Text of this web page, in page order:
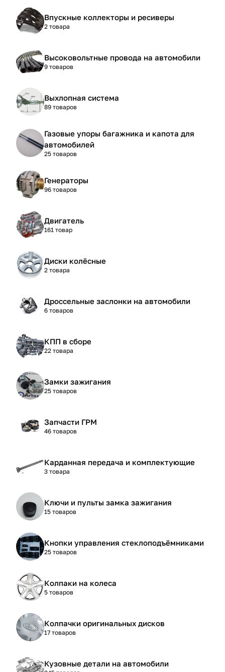
Впускные коллекторы и ресиверы
2 товара
Высоковольтные провода на автомобили
9 товаров
Выхлопная система
89 товаров
Газовые упоры багажника и капота для
автомобилей
25 товаров
Генераторы
96 товаров
Двигатель
161 товар
Диски колёсные
2 товара
Дроссельные заслонки на автомобили
6 товаров
КПП в сборе
22 товара
Замки зажигания
25 товаров
Запчасти ГРМ
46 товаров
Карданная передача и комплектующие
3 товара
Ключи и пульты замка зажигания
15 товаров
Кнопки управления стеклоподъёмниками
25 товаров
Колпаки на колеса
5 товаров
Колпачки оригинальных дисков
17 товаров
Кузовные детали на автомобили